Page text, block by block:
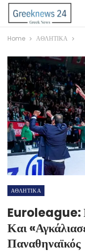
Home ΑΘΛΗΤΙΚΑ
ΑΘΛΗΤΙΚΑ
Euroleague:
Και
Παναθηναϊκός